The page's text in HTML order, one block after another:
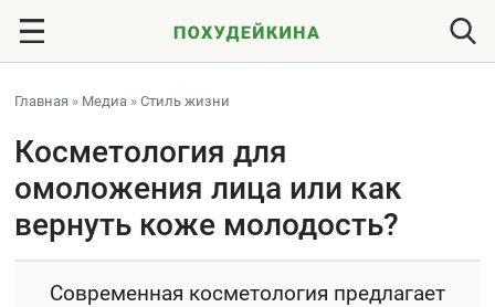
Главная » Медиа »Стиль жизни
Косметология для
омоложения лица или как
вернуть коже молодость?
Современная косметология предлагает